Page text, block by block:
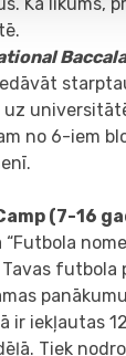
uz
no 6-iem
(7-16
“Futbola
futbola
ir iekļautas
Tiek